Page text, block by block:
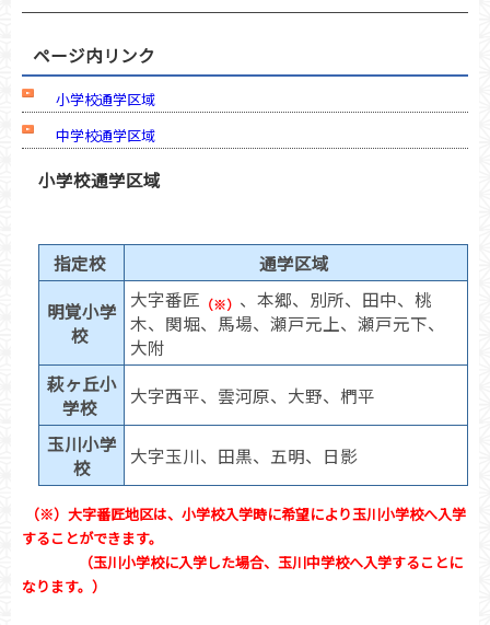
ページ内リンク
小学校通学区域
中学校通学区域
小学校通学区域
指定校
通学区域
明覚小学
校
大字番匠 （※） 、本郷、別所、田中、桃
木、関堀、馬場、瀬戸元上、瀬戸元下、
大附
萩ヶ丘小
学校
大字西平、雲河原、大野、椚平
玉川小学
校
大字玉川、田黒、五明、日影
（※）大字番匠地区は、小学校入学時に希望により玉川小学校へ入学
することができます。
（玉川小学校に入学した場合、玉川中学校へ入学することに
なります。）